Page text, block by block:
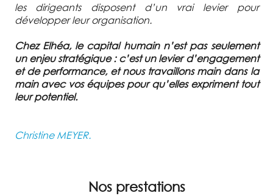
les dirigeants disposent d’un vrai levier pour
développer leur organisation.
Chez Elhéa, le capital humain n’est pas seulement
un enjeu stratégique : c’est un levier d’engagement
et de performance, et nous travaillons main dans la
main avec vos équipes pour qu’elles expriment tout
leur potentiel.
Christine MEYER.
Nos prestations